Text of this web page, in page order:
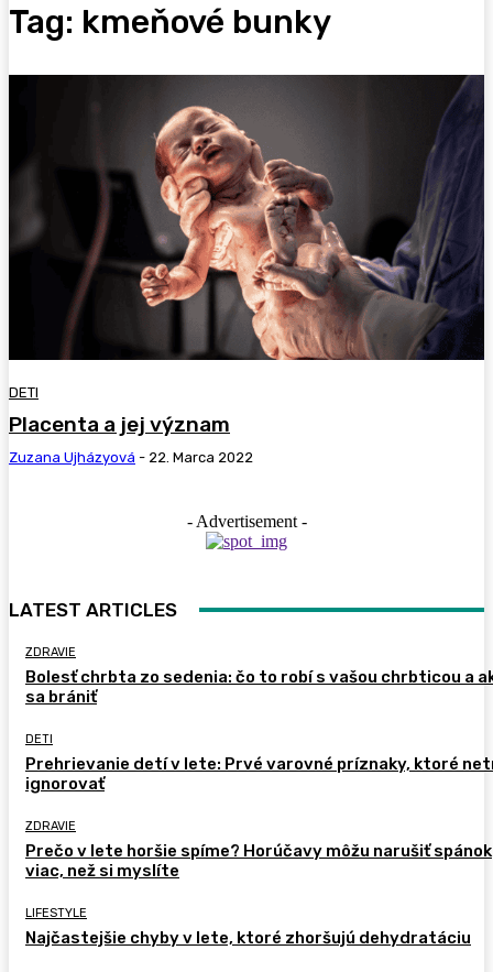
Tag: kmeňové bunky
DETI
Placenta a jej význam
Zuzana Ujházyová - 22. Marca 2022
- Advertisement -
LATEST ARTICLES
ZDRAVIE
Bolesť chrbta zo sedenia: čo to robí s vašou chrbticou a
sa brániť
DETI
Prehrievanie detí v lete: Prvé varovné príznaky, ktoré
ignorovať
ZDRAVIE
Prečo v lete horšie spíme? Horúčavy môžu narušiť spánok
viac, než si myslíte
LIFESTYLE
Najčastejšie chyby v lete, ktoré zhoršujú dehydratáciu